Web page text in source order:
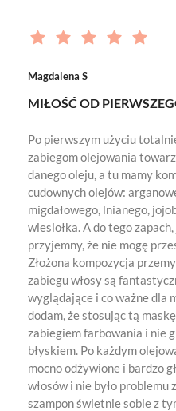
Magdalena S
MIŁOŚĆ OD
Po pierwszym użyciu
zabiegom olejowania
danego oleju, a tu mamy
cudownych olejów:
migdałowego, lnianego,
wiesiołka. A do tego
przyjemny, że nie mogę
Złożona kompozycja
zabiegu włosy są
wyglądające i co ważne dla
dodam, że stosując tą
zabiegiem farbowania i nie
błyskiem. Po każdym
mocno odżywione i bardzo
włosów i nie było problemu
szampon świetnie sobie z